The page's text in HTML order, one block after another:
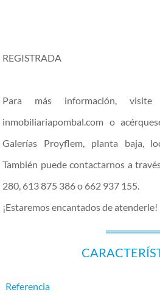
REGISTRADA
Para más información,
inmobiliariapombal.com o
Galerías Proyflem, planta baja,
También puede contactarnos a
280, 613 875 386 o 662 937 155.
¡Estaremos encantados de atenderle!
Referencia